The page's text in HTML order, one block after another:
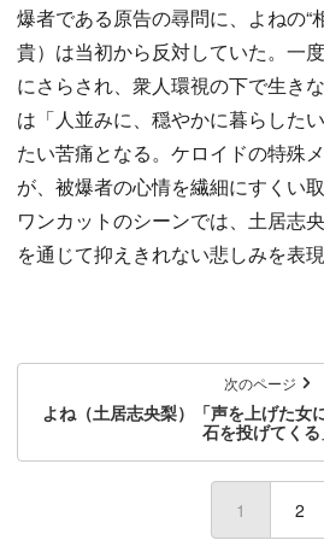
爆者である原告の尋問に、よねの“
貴）は当初から反対していた。一
にさらされ、衆人環視の下で生き
は「人並みに、穏やかに暮らした
たい苦痛となる。ケロイドの特殊
が、被爆者の心情を繊細にすくい
ワンカットのシーンでは、土居志
を通じて抑えきれない悲しみを表現
次のページ
よね（土居志央梨）「声を上げた女
石を投げてくる
1 (current)
2